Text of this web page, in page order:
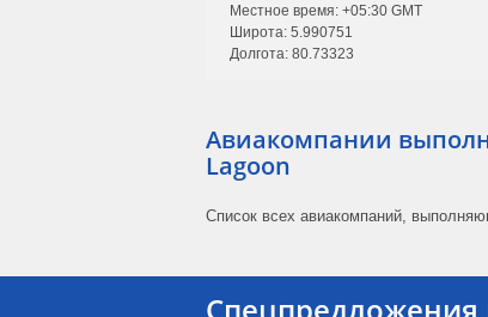
Местное время: +05:30 GMT
Широта: 5.990751
Долгота: 80.73323
Авиакомпании
Lagoon
Список всех авиакомпаний,
Спецпредложения